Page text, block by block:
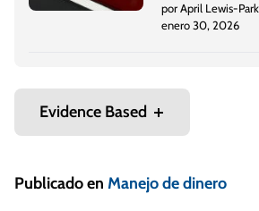
por April Lewis-
enero 30, 2026
Evidence Based
Publicado en Manejo de dinero